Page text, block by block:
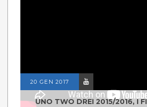
20 GEN 2017